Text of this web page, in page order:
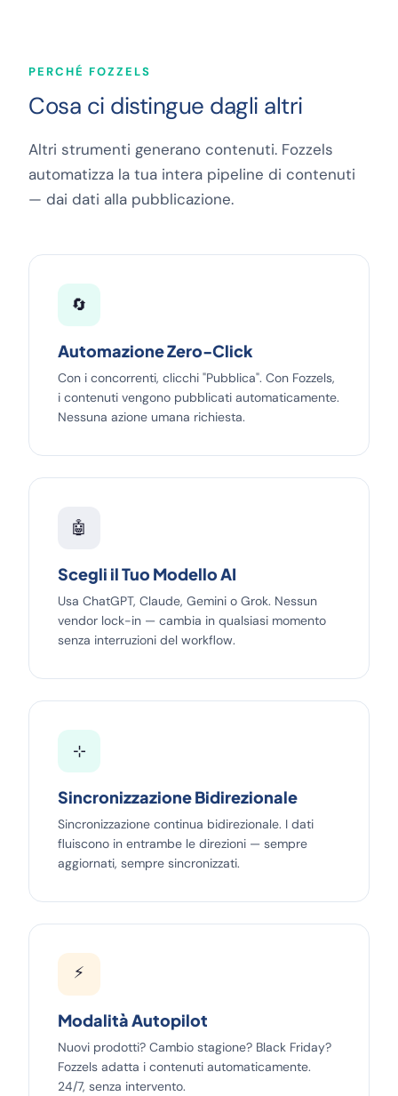
PERCHÉ FOZZELS
Cosa ci distingue dagli altri
Altri strumenti generano contenuti. Fozzels
automatizza la tua intera pipeline di contenuti
— dai dati alla pubblicazione.
🔄
Automazione Zero-Click
Con i concorrenti, clicchi "Pubblica". Con Fozzels,
i contenuti vengono pubblicati automaticamente.
Nessuna azione umana richiesta.
🤖
Scegli il Tuo Modello AI
Usa ChatGPT, Claude, Gemini o Grok. Nessun
vendor lock-in — cambia in qualsiasi momento
senza interruzioni del workflow.
⊹
Sincronizzazione Bidirezionale
Sincronizzazione continua bidirezionale. I dati
fluiscono in entrambe le direzioni — sempre
aggiornati, sempre sincronizzati.
⚡
Modalità Autopilot
Nuovi prodotti? Cambio stagione? Black Friday?
Fozzels adatta i contenuti automaticamente.
24/7, senza intervento.